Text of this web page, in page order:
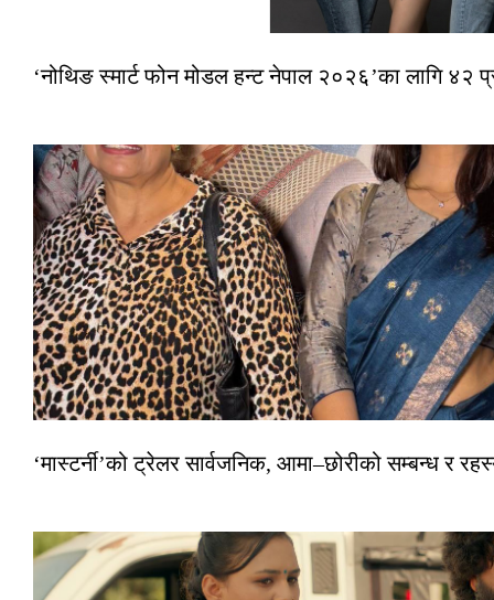
‘नोथिङ स्मार्ट फोन मोडल हन्ट नेपाल २०२६’का लागि ४२
‘मास्टर्नी’को ट्रेलर सार्वजनिक, आमा–छोरीको सम्बन्ध र